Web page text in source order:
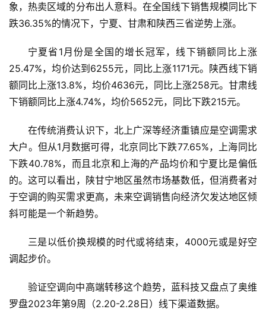
A
I
技
快
讯
投
纪
数
说
专
象，热卖区域的分布出人意料。在全国线下销售规模同比下
跌36.35%的情况下，宁夏、甘肃和陕西三省逆势上涨。
宁夏省1月份是全国的增长冠军，线下销额同比上涨
25.47%，均价达到6255元，同比上涨1171元。陕西线下销
额同比上涨13.8%，均价4636元，同比上涨258元。甘肃线
下销额同比上涨4.74%，均价5652元，同比下跌215元。
在传统消费认识下，北上广深等经济重镇应是空调需求
大户。但从1月数据可得，北京同比下跌77.65%，上海同比
下跌40.78%，而且北京和上海的产品均价和宁夏比是偏低
的。这可以看出，陕甘宁地区虽然市场基数低，但消费者对
于空调的购买需求更高，未来空调销售向经济欠发达地区倾
斜可能是一个新趋势。
三是以低价换规模的时代或将结束，4000元或是好空
调起步价。
验证空调向中高端转移这个趋势，蓝科技又盘点了奥维
罗盘2023年第9周（2.20-2.28日）线下渠道数据。